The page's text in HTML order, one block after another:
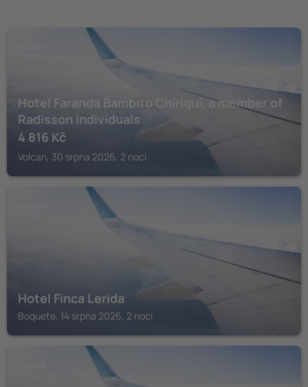
Hotel Faranda Bambito Chiriquí, a member of
Radisson Individuals
4 816 Kč
Volcan, 30 srpna 2026, 2 noci
Hotel Finca Lerida
Boquete, 14 srpna 2026, 2 noci